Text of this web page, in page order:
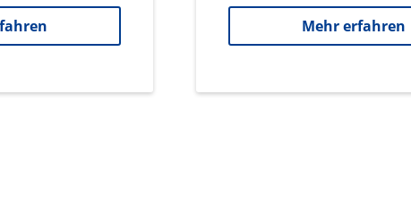
Mehr erfahren